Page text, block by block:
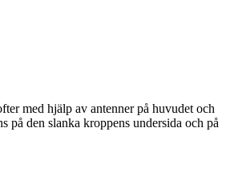
med hjälp av antenner på huvudet och
på den slanka kroppens undersida och på